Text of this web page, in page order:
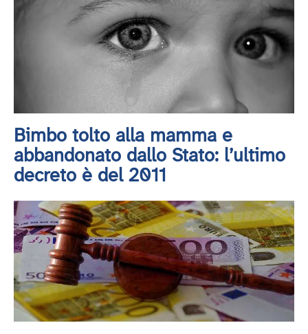
Bimbo tolto alla mamma e
abbandonato dallo Stato: l’ultimo
decreto è del 2011